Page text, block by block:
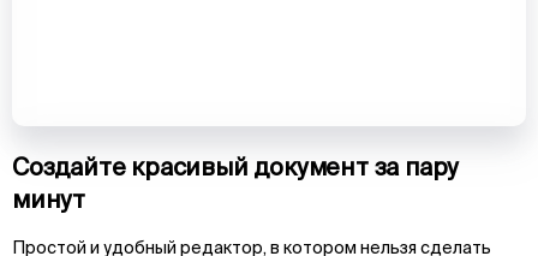
Создайте красивый документ за пару
минут
Простой и удобный редактор, в котором нельзя сделать